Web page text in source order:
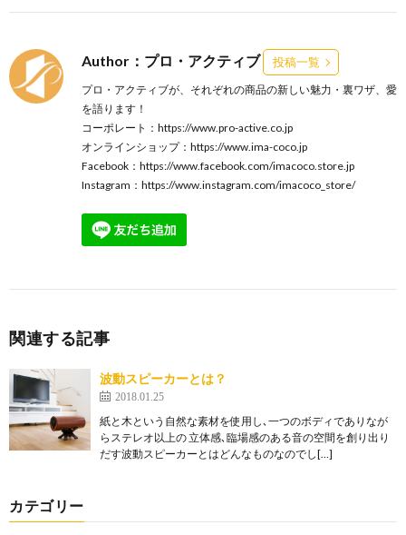
Author：プロ・アクティブ 投稿一覧
プロ・アクティブが、それぞれの商品の新しい魅力・裏ワザ、愛
を語ります！
コーポレート： https://www.pro-active.co.jp
オンラインショップ： https://www.ima-coco.jp
Facebook： https://www.facebook.com/imacoco.store.jp
Instagram： https://www.instagram.com/imacoco_store/
関連する記事
波動スピーカーとは？
2018.01.25
紙と木という自然な素材を使用し､一つのボディでありなが
らステレオ以上の 立体感､臨場感のある音の空間を創り出り
だす波動スピーカーとはどんなものなのでし[…]
カテゴリー